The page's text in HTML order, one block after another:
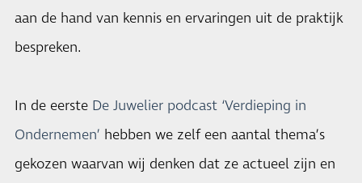
aan de hand van kennis en ervaringen uit de praktijk
bespreken.
In de eerste De Juwelier podcast ‘Verdieping in
Ondernemen’ hebben we zelf een aantal thema’s
gekozen waarvan wij denken dat ze actueel zijn en